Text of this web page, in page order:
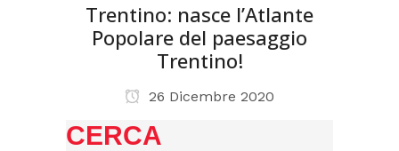
Trentino: nasce l’Atlante
Popolare del paesaggio
Trentino!
26 Dicembre 2020
CERCA